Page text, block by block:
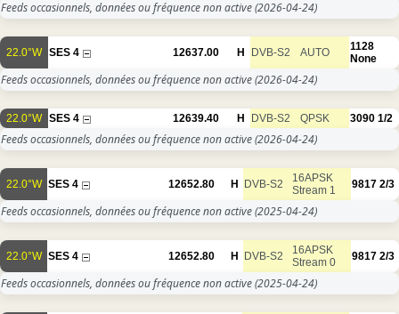
Feeds occasionnels, données ou fréquence non active(2026-04-24)
22.0°W SES 4 12637.00 H DVB-S2 AUTO
1128
None
Feeds occasionnels, données ou fréquence non active(2026-04-24)
22.0°W SES 4 12639.40 H DVB-S2 QPSK 3090 1/2
Feeds occasionnels, données ou fréquence non active(2026-04-24)
22.0°W SES 4 12652.80 H DVB-S2
16APSK
Stream 1
9817 2/3
Feeds occasionnels, données ou fréquence non active(2025-04-24)
22.0°W SES 4 12652.80 H DVB-S2
16APSK
Stream 0
9817 2/3
Feeds occasionnels, données ou fréquence non active(2025-04-24)